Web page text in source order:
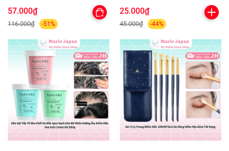
57.000₫
116.000₫ -51%
Quốc
25.000₫
45.000₫ -44%